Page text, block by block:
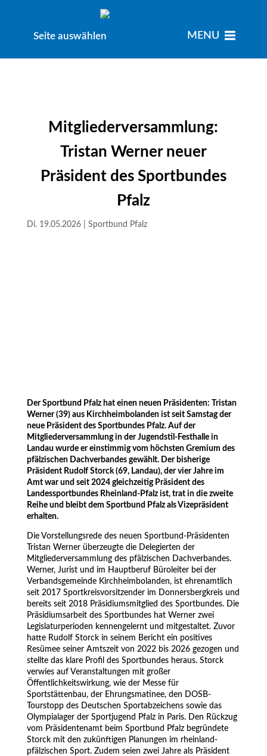
Seite auswählen MENU
Mitgliederversammlung:
Tristan Werner neuer
Präsident des Sportbundes
Pfalz
Di. 19.05.2026| Sportbund Pfalz
Der Sportbund Pfalz hat einen neuen Präsidenten: Tristan
Werner (39) aus Kirchheimbolanden ist seit Samstag der
neue Präsident des Sportbundes Pfalz. Auf der
Mitgliederversammlung in der Jugendstil-Festhalle in
Landau wurde er einstimmig vom höchsten Gremium des
pfälzischen Dachverbandes gewählt. Der bisherige
Präsident Rudolf Storck (69, Landau), der vier Jahre im
Amt war und seit 2024 gleichzeitig Präsident des
Landessportbundes Rheinland-Pfalz ist, trat in die zweite
Reihe und bleibt dem Sportbund Pfalz als Vizepräsident
erhalten.
Die Vorstellungsrede des neuen Sportbund-Präsidenten
Tristan Werner überzeugte die Delegierten der
Mitgliederversammlung des pfälzischen Dachverbandes.
Werner, Jurist und im Hauptberuf Büroleiter bei der
Verbandsgemeinde Kirchheimbolanden, ist ehrenamtlich
seit 2017 Sportkreisvorsitzender im Donnersbergkreis und
bereits seit 2018 Präsidiumsmitglied des Sportbundes. Die
Präsidiumsarbeit des Sportbundes hat Werner zwei
Legislaturperioden kennengelernt und mitgestaltet. Zuvor
hatte Rudolf Storck in seinem Bericht ein positives
Resümee seiner Amtszeit von 2022 bis 2026 gezogen und
stellte das klare Profil des Sportbundes heraus. Storck
verwies auf Veranstaltungen mit großer
Öffentlichkeitswirkung, wie der Messe für
Sportstättenbau, der Ehrungsmatinee, den DOSB-
Tourstopp des Deutschen Sportabzeichens sowie das
Olympialager der Sportjugend Pfalz in Paris. Den Rückzug
vom Präsidentenamt beim Sportbund Pfalz begründete
Storck mit den zukünftigen Planungen im rheinland-
pfälzischen Sport. Zudem seien zwei Jahre als Präsident